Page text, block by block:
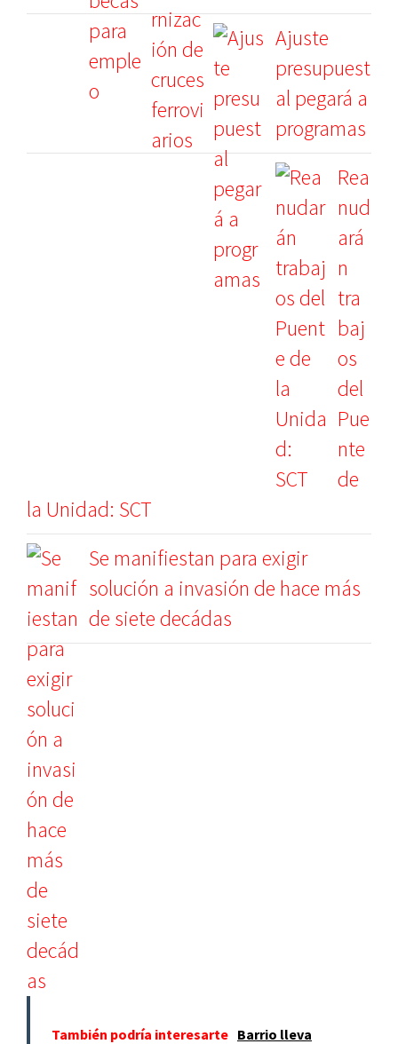
Ajuste
presupuest
al pegará a
programas
Rea
nud
ará
n
tra
baj
os
del
Pue
nte
de
la Unidad: SCT
Se manifiestan para exigir
solución a invasión de hace más
de siete decádas
También podría interesarte Barrio lleva